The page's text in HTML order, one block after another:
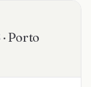
· Porto